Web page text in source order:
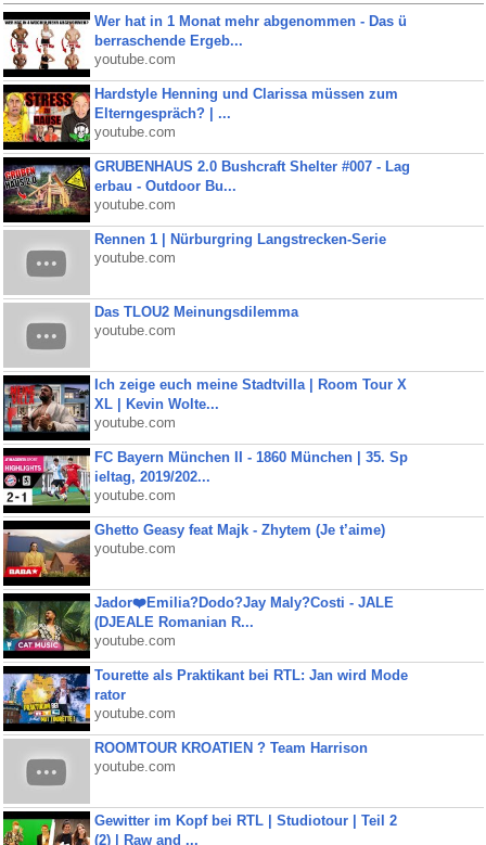
Wer hat in 1 Monat mehr abgenommen - Das ü
berraschende Ergeb...
youtube.com
Hardstyle Henning und Clarissa müssen zum
Elterngespräch? | ...
youtube.com
GRUBENHAUS 2.0 Bushcraft Shelter #007 - Lag
erbau - Outdoor Bu...
youtube.com
Rennen 1 | Nürburgring Langstrecken-Serie
youtube.com
Das TLOU2 Meinungsdilemma
youtube.com
Ich zeige euch meine Stadtvilla | Room Tour X
XL | Kevin Wolte...
youtube.com
FC Bayern München II - 1860 München | 35. Sp
ieltag, 2019/202...
youtube.com
Ghetto Geasy feat Majk - Zhytem (Je t’aime)
youtube.com
Jador❤️Emilia?Dodo?Jay Maly?Costi - JALE
(DJEALE Romanian R...
youtube.com
Tourette als Praktikant bei RTL: Jan wird Mode
rator
youtube.com
ROOMTOUR KROATIEN ? Team Harrison
youtube.com
Gewitter im Kopf bei RTL | Studiotour | Teil 2
(2) | Raw and ...